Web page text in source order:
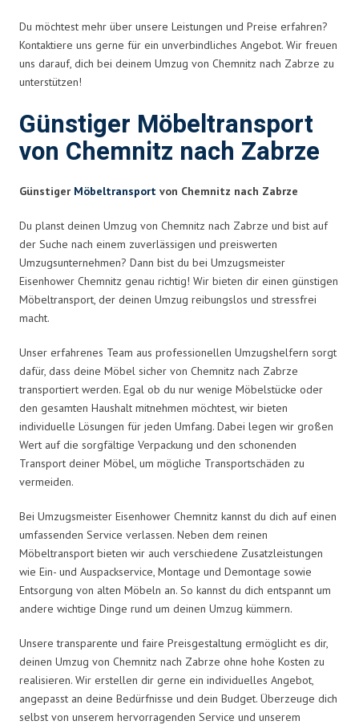
Du möchtest mehr über unsere Leistungen und Preise erfahren?
Kontaktiere uns gerne für ein unverbindliches Angebot. Wir freuen
uns darauf, dich bei deinem Umzug von Chemnitz nach Zabrze zu
unterstützen!
Günstiger Möbeltransport
von Chemnitz nach Zabrze
Günstiger Möbeltransport von Chemnitz nach Zabrze
Du planst deinen Umzug von Chemnitz nach Zabrze und bist auf
der Suche nach einem zuverlässigen und preiswerten
Umzugsunternehmen? Dann bist du bei Umzugsmeister
Eisenhower Chemnitz genau richtig! Wir bieten dir einen günstigen
Möbeltransport, der deinen Umzug reibungslos und stressfrei
macht.
Unser erfahrenes Team aus professionellen Umzugshelfern sorgt
dafür, dass deine Möbel sicher von Chemnitz nach Zabrze
transportiert werden. Egal ob du nur wenige Möbelstücke oder
den gesamten Haushalt mitnehmen möchtest, wir bieten
individuelle Lösungen für jeden Umfang. Dabei legen wir großen
Wert auf die sorgfältige Verpackung und den schonenden
Transport deiner Möbel, um mögliche Transportschäden zu
vermeiden.
Bei Umzugsmeister Eisenhower Chemnitz kannst du dich auf einen
umfassenden Service verlassen. Neben dem reinen
Möbeltransport bieten wir auch verschiedene Zusatzleistungen
wie Ein- und Auspackservice, Montage und Demontage sowie
Entsorgung von alten Möbeln an. So kannst du dich entspannt um
andere wichtige Dinge rund um deinen Umzug kümmern.
Unsere transparente und faire Preisgestaltung ermöglicht es dir,
deinen Umzug von Chemnitz nach Zabrze ohne hohe Kosten zu
realisieren. Wir erstellen dir gerne ein individuelles Angebot,
angepasst an deine Bedürfnisse und dein Budget. Überzeuge dich
selbst von unserem hervorragenden Service und unserem